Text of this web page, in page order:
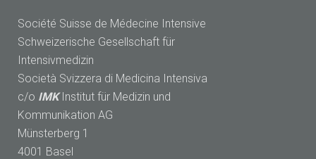
Société Suisse de Médecine Intensive
Schweizerische Gesellschaft für
Intensivmedizin
Società Svizzera di Medicina Intensiva
c/o IMK Institut für Medizin und
Kommunikation AG
Münsterberg 1
4001 Basel